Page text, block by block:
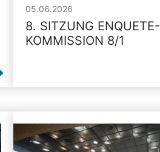
05.06.2026
8. SITZUNG ENQUETE-
KOMMISSION 8/1